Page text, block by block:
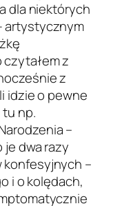
dla niektórych
artystycznym
czytałem z
z
idzie o pewne
np.
–
dwa razy
–
i o kolędach,